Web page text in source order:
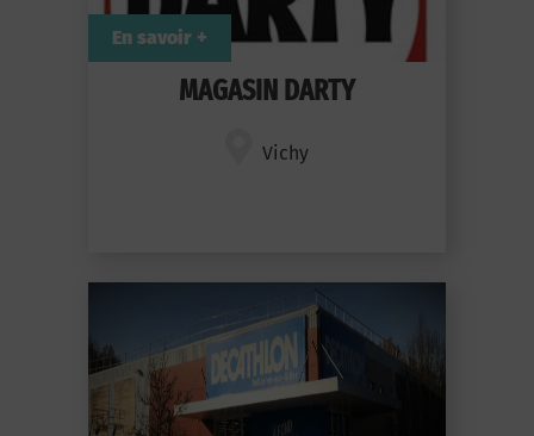
MAGASIN DARTY
Vichy
En savoir +